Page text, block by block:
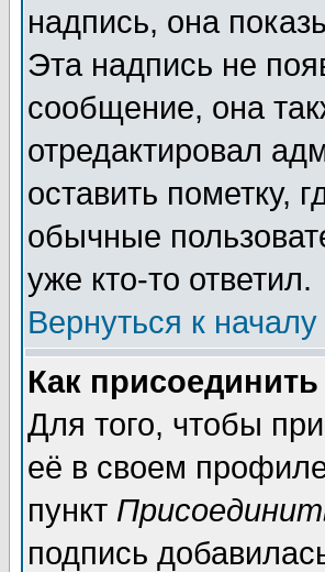
надпись, она
Эта надпись не
сообщение, она
отредактировал
оставить пометку,
обычные
уже кто-то ответил.
Вернуться к началу
Как
Для того, чтобы
её в своем
пункт
подпись